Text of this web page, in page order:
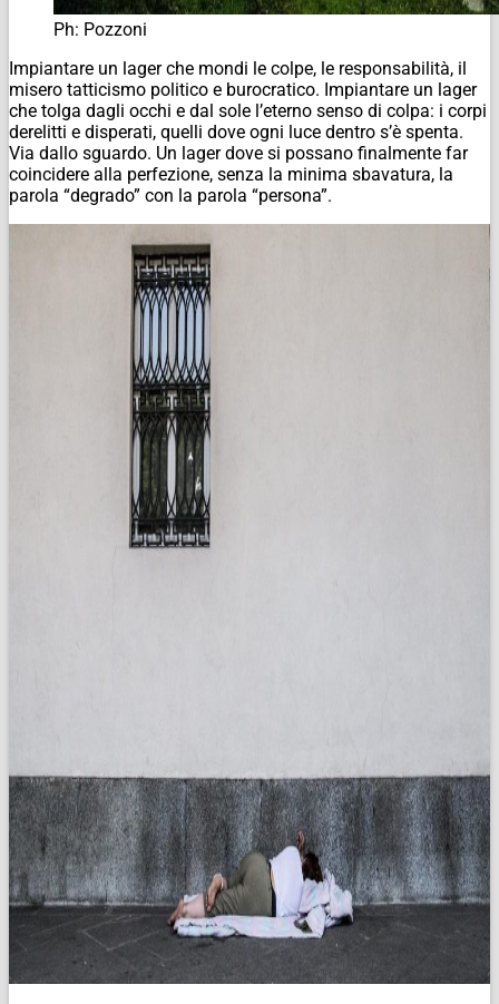
Ph: Pozzoni
Impiantare un lager che mondi le colpe, le responsabilità, il
misero tatticismo politico e burocratico. Impiantare un lager
che tolga dagli occhi e dal sole l’eterno senso di colpa: i corpi
derelitti e disperati, quelli dove ogni luce dentro s’è spenta.
Via dallo sguardo. Un lager dove si possano finalmente far
coincidere alla perfezione, senza la minima sbavatura, la
parola “degrado” con la parola “persona”.